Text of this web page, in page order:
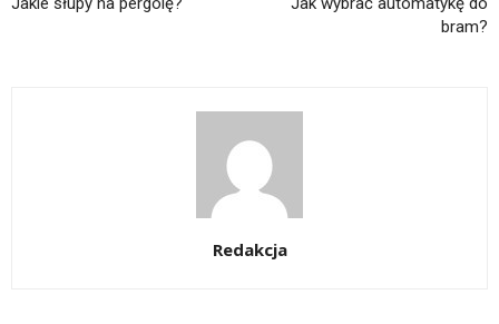
bram?
Redakcja